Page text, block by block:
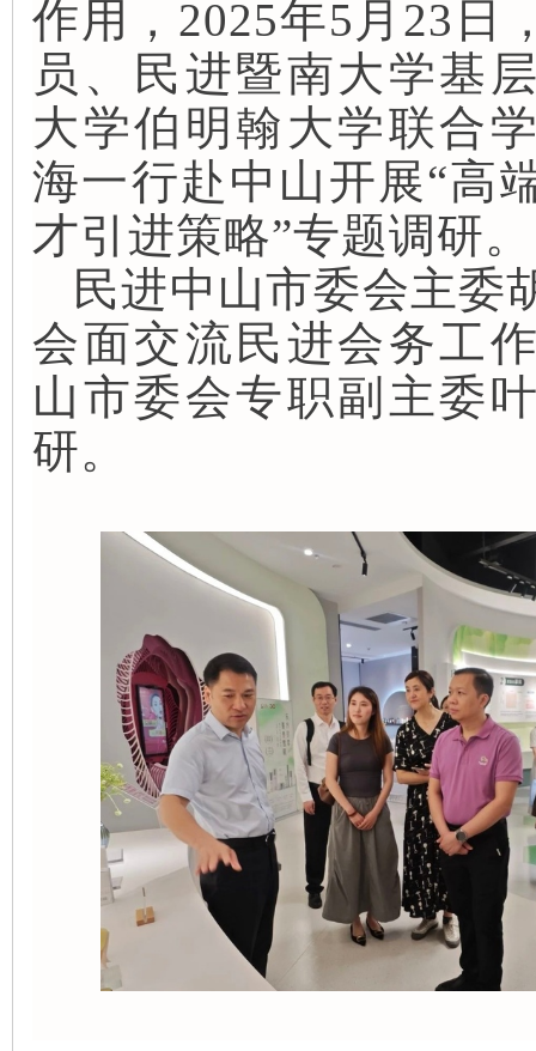
作用，2025年5月23日
员、民进暨南大学基
大学伯明翰大学联合
海一行赴中山开展“高
才引进策略”专题调研。
民进中山市委会主委
会面交流民进会务工
山市委会专职副主委
研。